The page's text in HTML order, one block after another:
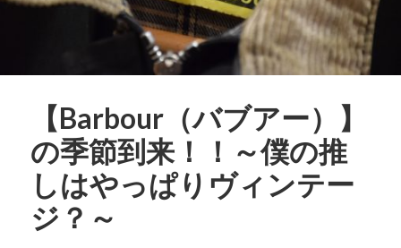
【Barbour（バブアー）】
の季節到来！！～僕の推
しはやっぱりヴィンテー
ジ？～